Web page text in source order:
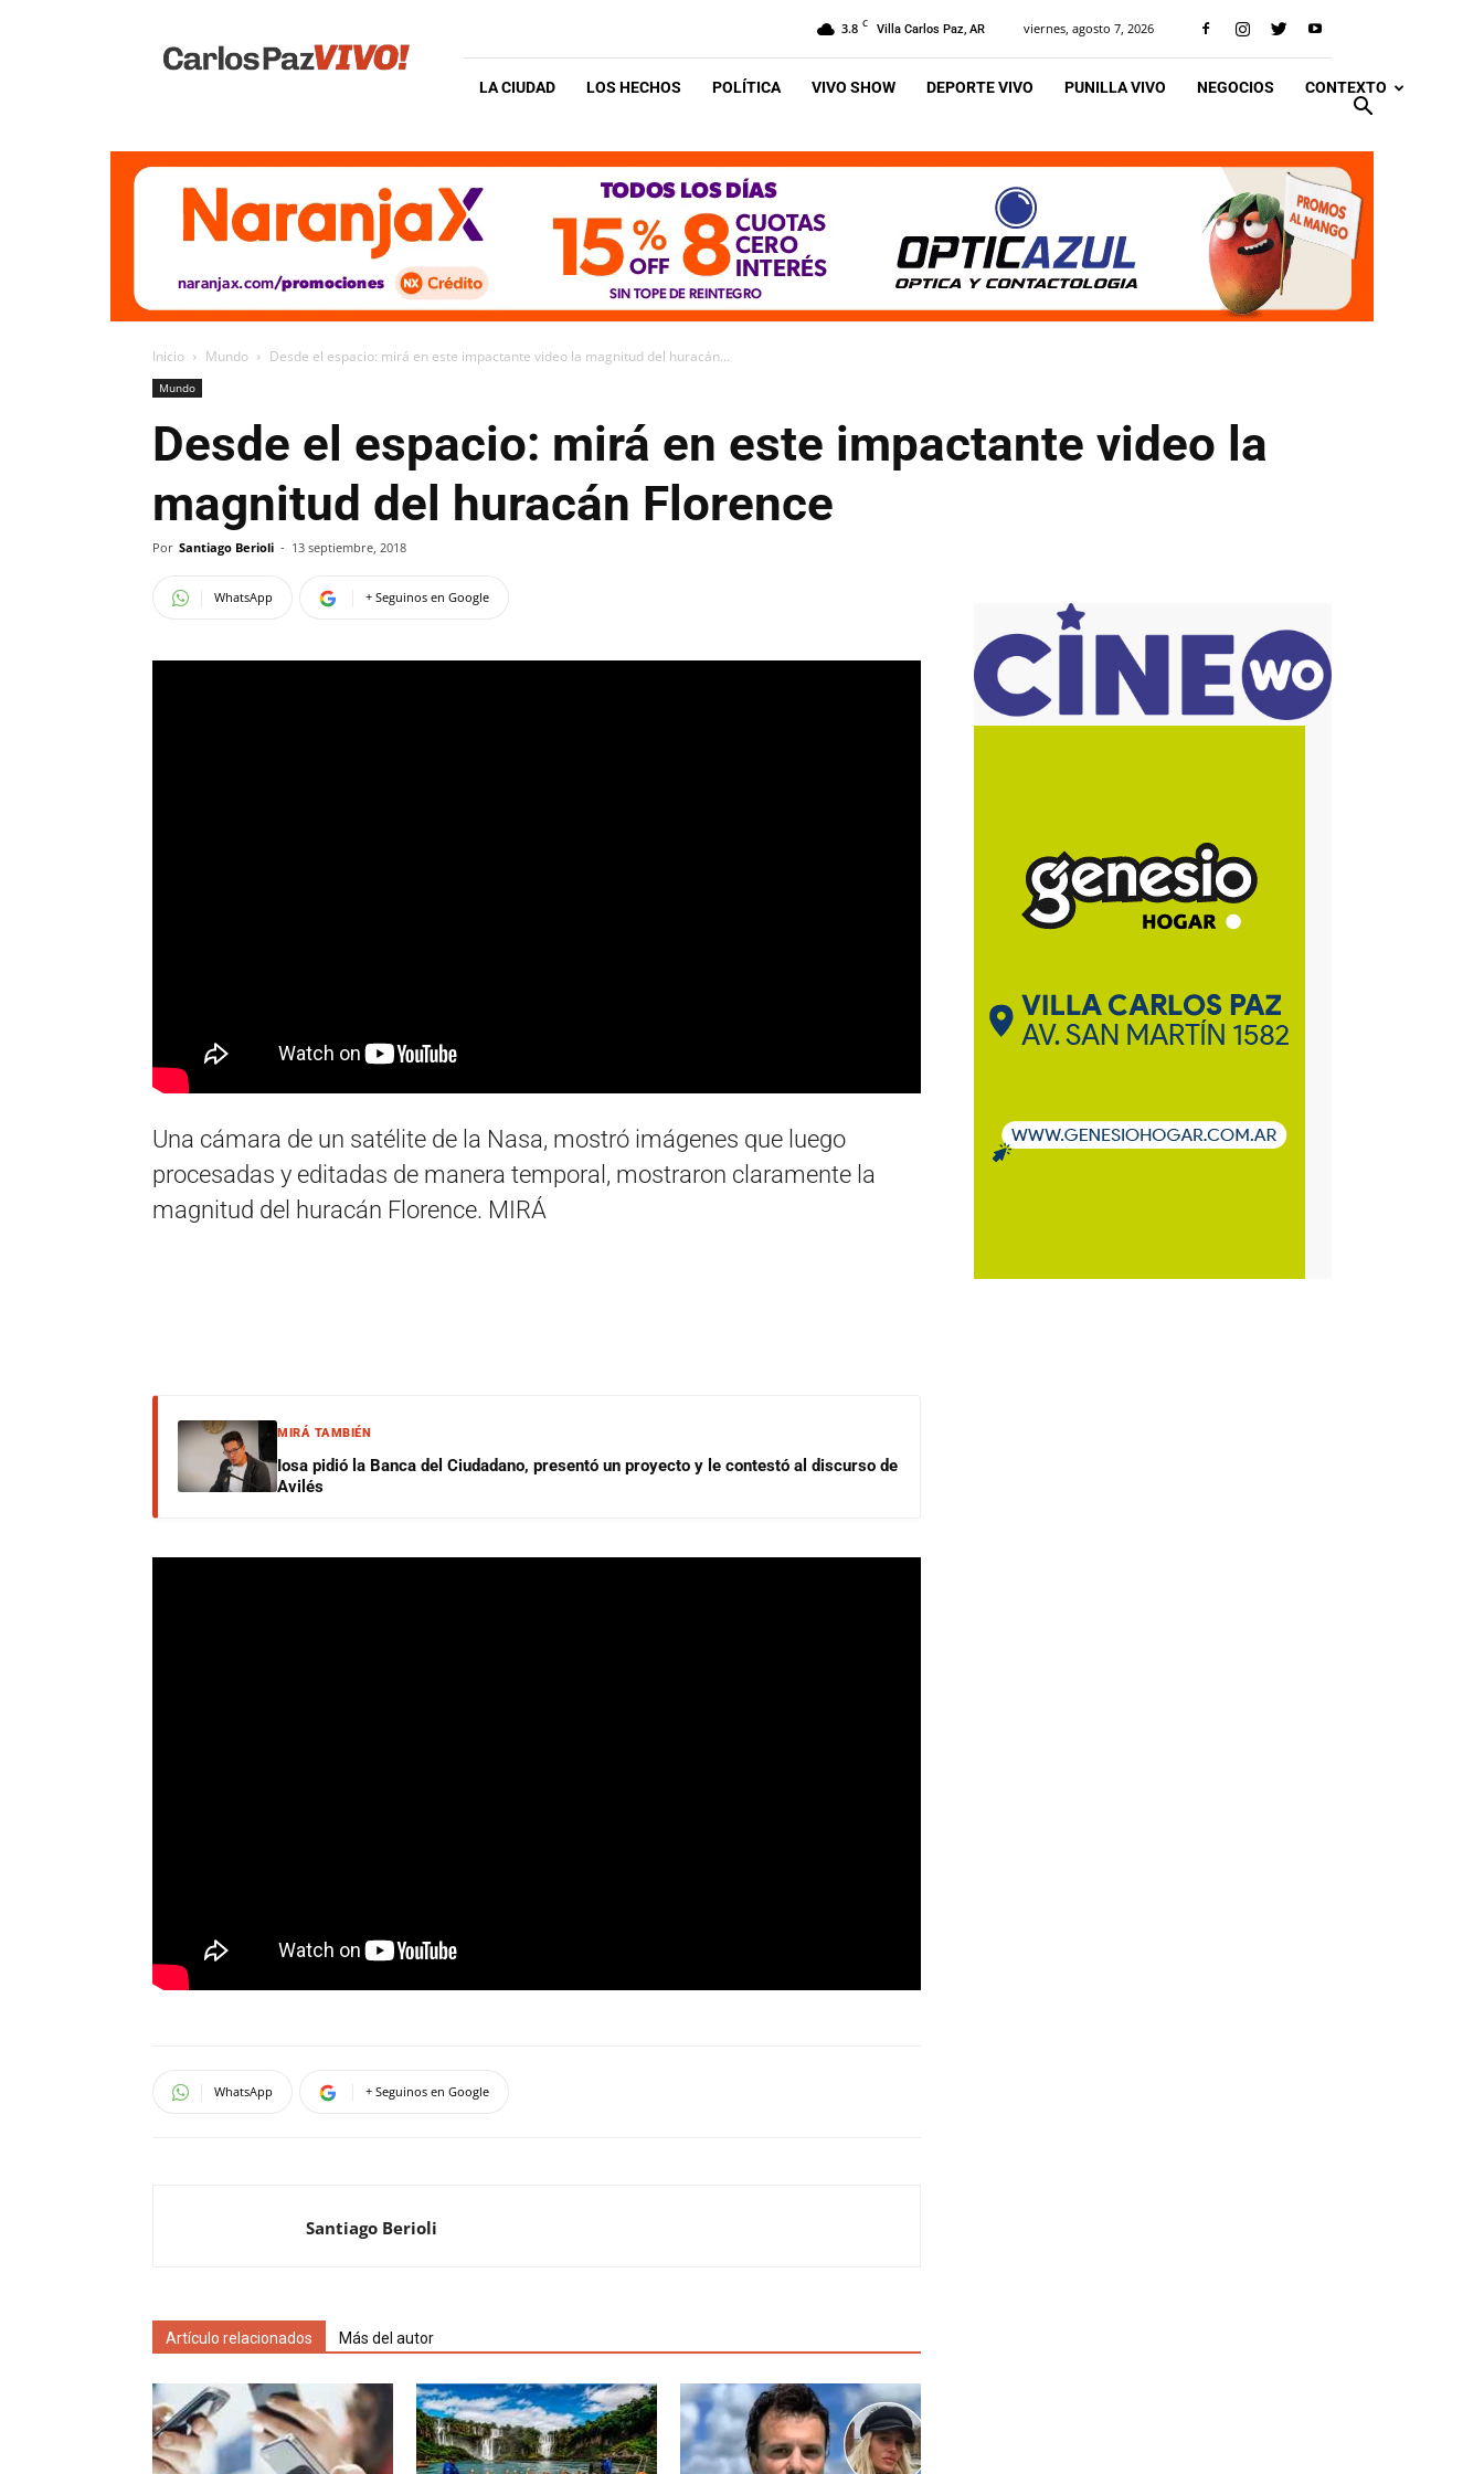
Vivo
3.8 C Villa Carlos Paz, AR viernes, agosto 7, 2026
LA CIUDAD LOS HECHOS POLÍTICA VIVO SHOW DEPORTE VIVO PUNILLA VIVO NEGOCIOS CONTEXTO
Inicio Mundo Desde el espacio: mirá en este impactante video la magnitud del huracán...
Mundo
Desde el espacio: mirá en este impactante video la
magnitud del huracán Florence
Por Santiago Berioli - 13 septiembre, 2018
WhatsApp + Seguinos en Google
Una cámara de un satélite de la Nasa, mostró imágenes que luego
procesadas y editadas de manera temporal, mostraron claramente la
magnitud del huracán Florence. MIRÁ
MIRÁ TAMBIÉN
Iosa pidió la Banca del Ciudadano, presentó un proyecto y le contestó al discurso de
Avilés
WhatsApp + Seguinos en Google
Santiago Berioli
Artículo relacionados Más del autor